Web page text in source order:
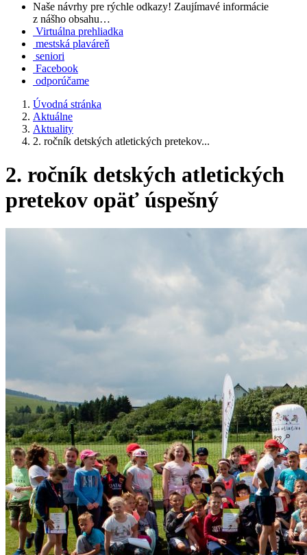
Naše návrhy pre rýchle odkazy! Zaujímavé informácie
z nášho obsahu…
Virtuálna prehliadka
mestská plaváreň
seniori
Facebook
odporúčame
Úvodná stránka
Aktuálne
Aktuality
2. ročník detských atletických pretekov...
2. ročník detských atletických
pretekov opäť úspešný